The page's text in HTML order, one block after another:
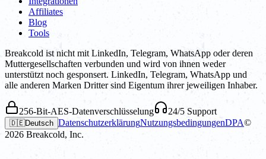
Affiliates
Blog
Tools
Breakcold ist nicht mit LinkedIn, Telegram, WhatsApp oder deren
Muttergesellschaften verbunden und wird von ihnen weder
unterstützt noch gesponsert. LinkedIn, Telegram, WhatsApp und
alle anderen Marken Dritter sind Eigentum ihrer jeweiligen Inhaber.
256-Bit-AES-Datenverschlüsselung 24/5 Support
🇩🇪Deutsch DatenschutzerklärungNutzungsbedingungenDPA©
2026 Breakcold, Inc.